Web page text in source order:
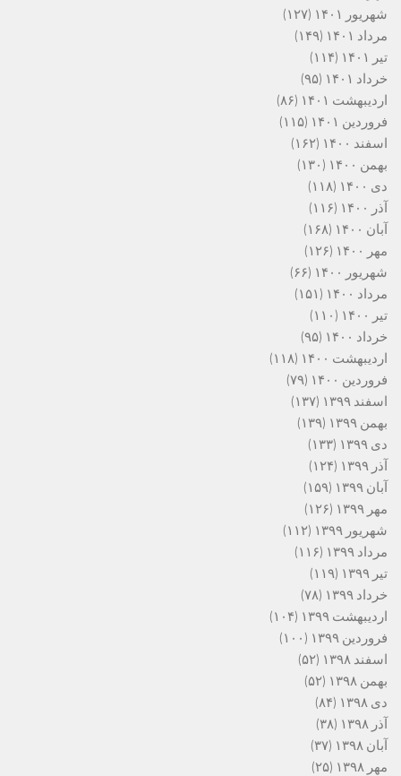
شهریور ۱۴۰۱
(۱۲۷)
مرداد ۱۴۰۱
(۱۴۹)
تیر ۱۴۰۱
(۱۱۴)
خرداد ۱۴۰۱
(۹۵)
اردیبهشت ۱۴۰۱
(۸۶)
فروردین ۱۴۰۱
(۱۱۵)
اسفند ۱۴۰۰
(۱۶۲)
بهمن ۱۴۰۰
(۱۳۰)
دی ۱۴۰۰
(۱۱۸)
آذر ۱۴۰۰
(۱۱۶)
آبان ۱۴۰۰
(۱۶۸)
مهر ۱۴۰۰
(۱۲۶)
شهریور ۱۴۰۰
(۶۶)
مرداد ۱۴۰۰
(۱۵۱)
تیر ۱۴۰۰
(۱۱۰)
خرداد ۱۴۰۰
(۹۵)
اردیبهشت ۱۴۰۰
(۱۱۸)
فروردین ۱۴۰۰
(۷۹)
اسفند ۱۳۹۹
(۱۳۷)
بهمن ۱۳۹۹
(۱۳۹)
دی ۱۳۹۹
(۱۳۳)
آذر ۱۳۹۹
(۱۲۴)
آبان ۱۳۹۹
(۱۵۹)
مهر ۱۳۹۹
(۱۲۶)
شهریور ۱۳۹۹
(۱۱۲)
مرداد ۱۳۹۹
(۱۱۶)
تیر ۱۳۹۹
(۱۱۹)
خرداد ۱۳۹۹
(۷۸)
اردیبهشت ۱۳۹۹
(۱۰۴)
فروردین ۱۳۹۹
(۱۰۰)
اسفند ۱۳۹۸
(۵۲)
بهمن ۱۳۹۸
(۵۲)
دی ۱۳۹۸
(۸۴)
آذر ۱۳۹۸
(۳۸)
آبان ۱۳۹۸
(۳۷)
مهر ۱۳۹۸
(۲۵)